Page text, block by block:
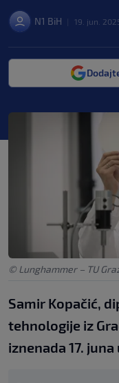
N1 BiH 19. jun.
© Lunghammer – TU
Samir Kopačić,
tehnologije iz
iznenada 17. juna